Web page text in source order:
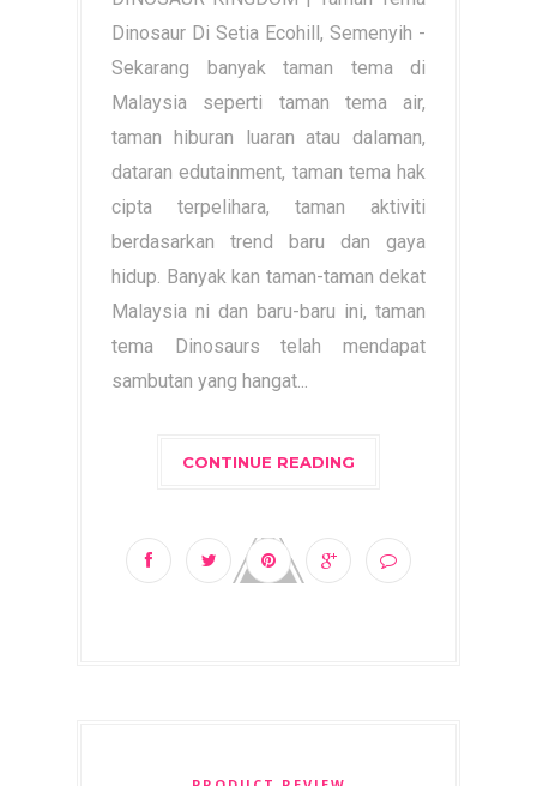
Dinosaur Di Setia Ecohill, Semenyih -
Sekarang banyak taman tema di
Malaysia seperti taman tema air,
taman hiburan luaran atau dalaman,
dataran edutainment, taman tema hak
cipta terpelihara, taman aktiviti
berdasarkan trend baru dan gaya
hidup. Banyak kan taman-taman dekat
Malaysia ni dan baru-baru ini, taman
tema Dinosaurs telah mendapat
sambutan yang hangat...
CONTINUE READING